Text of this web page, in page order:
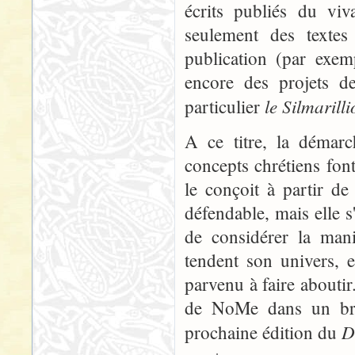
écrits publiés du
seulement des
publication (par
encore des projets
particulier le
A ce titre, la
concepts chrétiens
le conçoit à partir de
défendable, mais elle
de considérer la
tendent son univers,
parvenu à faire
de NoMe dans un
prochaine édition du